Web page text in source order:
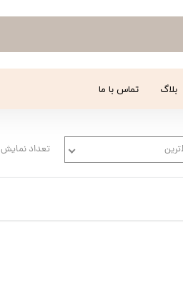
بلاگ تماس با ما
تعداد نمایش